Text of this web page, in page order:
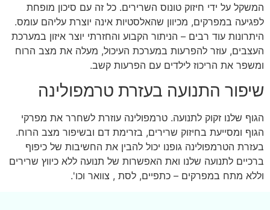
המשקל על ידי חיזוק טונוס השרירים. כל זה עם סיכון מופחת
לפגיעה במפרקים, מכיוון שהאלסטיות אינה יוצרת עליהם עומס.
היתרונות עוד רבים – הניתור הקבוע והחזרתי יוצר איזון במערכת
העצבים, עוזר להפרעות במערכת העיכול, מעלה את מצב הרוח
ומשפר את הריכוז לילדים עם הפרעות קשב.
שיפור התנועה בעזרת טרמפולינה
הגוף שלנו זקוק לתנועה. טרמפולינה עוזרת לשחרר את מפרקי
הגוף ומסייעת בחיזוק שרירים, בזרימת דם ובשיפור מצב הרוח.
בעזרת הטרמפולינה גופנו יכול להבין את החשיבות של כיפוף
ברכיים לתנועה שלנו ואת האפשרות של תנועה ללא כיווץ שרירים
וללא מתח במפרקים – כתפיים, לסת , צוואר וכו'.